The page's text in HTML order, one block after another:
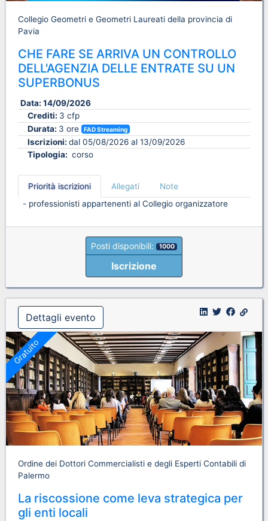
Collegio Geometri e Geometri Laureati della provincia di
Pavia
CHE FARE SE ARRIVA UN CONTROLLO
DELL'AGENZIA DELLE ENTRATE SU UN
SUPERBONUS
Data: 14/09/2026
Crediti: 3 cfp
Durata: 3 ore FAD Streaming
Iscrizioni: dal 05/08/2026 al 13/09/2026
Tipologia: corso
Priorità iscrizioni Allegati
Note
- professionisti appartenenti al Collegio organizzatore
Posti disponibili: 1000
Iscrizione
Dettagli evento
Gratuito
Ordine dei Dottori Commercialisti e degli Esperti Contabili di
Palermo
La riscossione come leva strategica per
gli enti locali